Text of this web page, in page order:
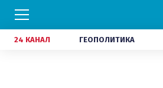
24 КАНАЛ ГЕОПОЛИТИКА